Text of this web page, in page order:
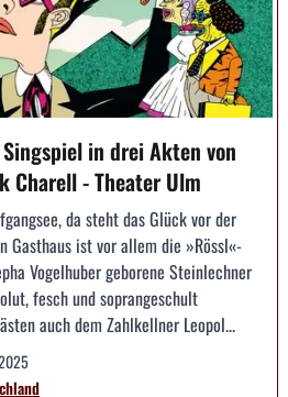
Singspiel in drei Akten von
Charell - Theater Ulm
da steht das Glück vor der
Gasthaus ist vor allem die »Rössl«-
Vogelhuber geborene Steinlechner
fesch und soprangeschult
auch dem Zahlkellner Leopol...